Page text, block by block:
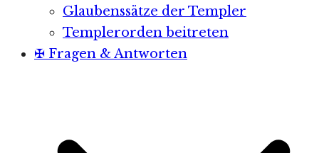
Glaubenssätze der Templer
Templerorden beitreten
✠ Fragen & Antworten